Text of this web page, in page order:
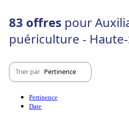
83 offres pour
puériculture - Haute-
Trier par Pertinence
Pertinence
Date